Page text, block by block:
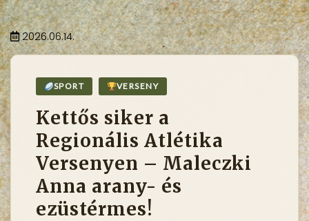
2026.06.14.
SPORT VERSENY
Kettős siker a
Regionális Atlétika
Versenyen – Maleczki
Anna arany- és
ezüstérmes!